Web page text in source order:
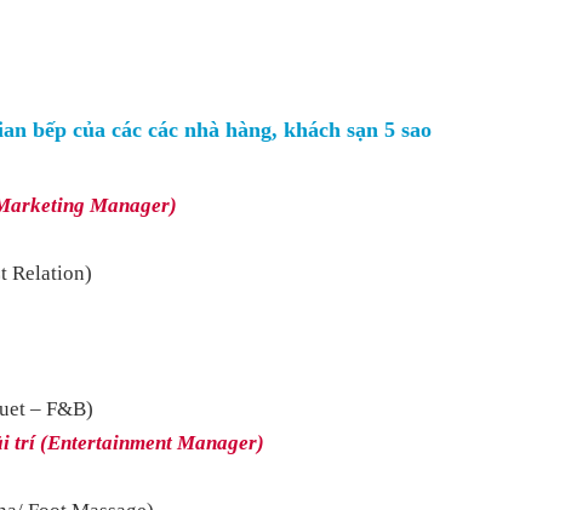
bếp của các các nhà hàng, khách sạn 5 sao
Manager)
Relation)
– F&B)
trí (Entertainment Manager)